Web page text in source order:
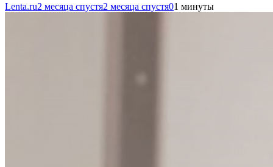
Lenta.ru2 месяца спустя2 месяца спустя01 минуты